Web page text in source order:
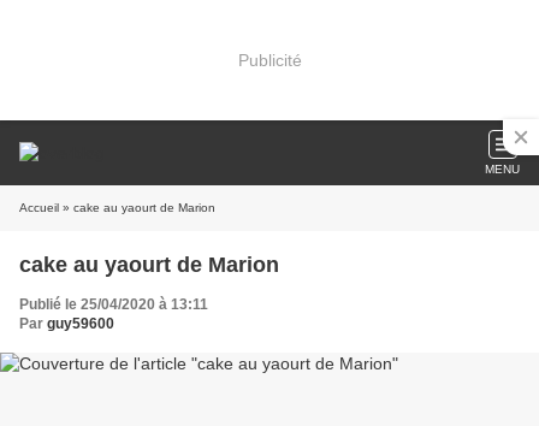
Publicité
MENU
Accueil » cake au yaourt de Marion
cake au yaourt de Marion
Publié le 25/04/2020 à 13:11
Par guy59600